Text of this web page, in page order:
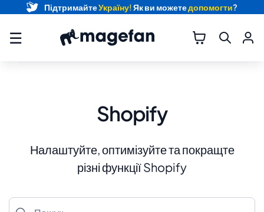
☰
Shopify
Налаштуйте, оптимізуйте та покращте
різні функції Shopify
Пошук
ПідтримайтеУкраїну!Як ви можетедопомогти?